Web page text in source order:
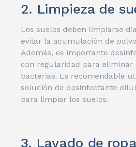
2. Limpieza de
Los suelos deben limpiarse
evitar la acumulación de
Además, es importante
con regularidad para eliminar
bacterias. Es recomendable
solución de desinfectante
para limpiar los suelos.
3. Lavado de